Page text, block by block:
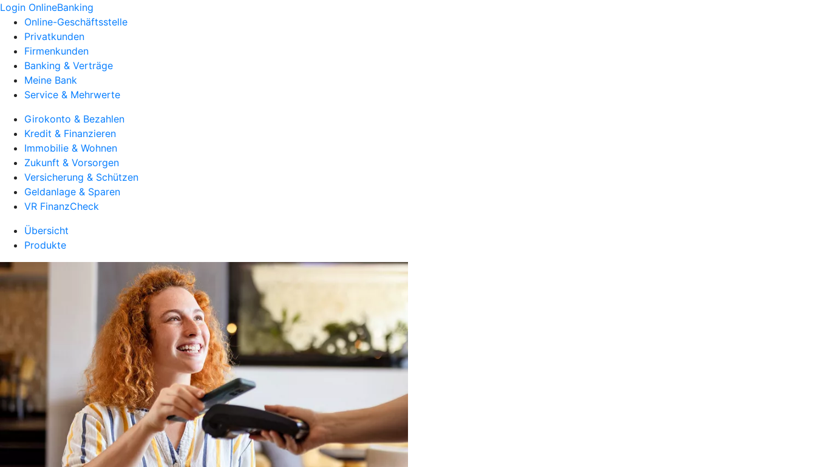
Login OnlineBanking
Online-Geschäftsstelle
Privatkunden
Firmenkunden
Banking & Verträge
Meine Bank
Service & Mehrwerte
Girokonto & Bezahlen
Kredit & Finanzieren
Immobilie & Wohnen
Zukunft & Vorsorgen
Versicherung & Schützen
Geldanlage & Sparen
VR FinanzCheck
Übersicht
Produkte